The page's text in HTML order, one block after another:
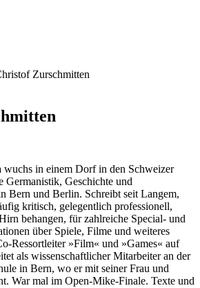
Zurschmitten
wuchs in einem Dorf in den Schweizer
Germanistik, Geschichte und
Bern und Berlin. Schreibt seit Langem,
kritisch, gelegentlich professionell,
behangen, für zahlreiche Special- und
über Spiele, Filme und weiteres
Ressortleiter »Film« und »Games« auf
als wissenschaftlicher Mitarbeiter an der
in Bern, wo er mit seiner Frau und
War mal im Open-Mike-Finale. Texte und